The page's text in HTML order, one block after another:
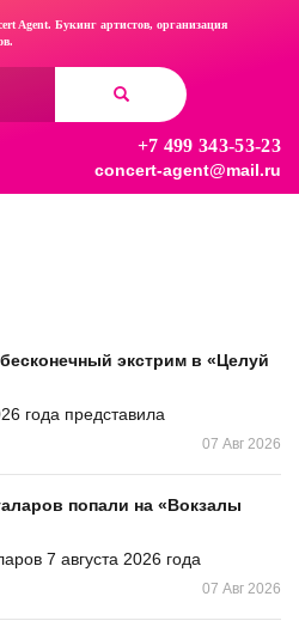
Agent. Букинг артистов, организация
+7 499 343-53-23
concert-agent@mail.ru
экстрим в «Целуй
года представила
07 Авг 2026
попали на «Вокзалы
7 августа 2026 года
07 Авг 2026